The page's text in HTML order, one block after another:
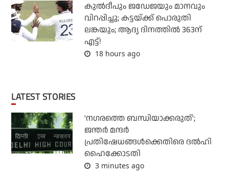
കുല്‍ദീപും ജഡേജയും മാനവും
വിറപ്പിച്ചു; കട്ടയ്ക്ക് പൊരുതി
ലങ്കയും; ആദ്യ ദിനത്തില്‍ 363ന്
എട്ട്!
18 hours ago
LATEST STORIES
'നഗരത്തെ ബന്ധിയാക്കരുത്';
ജന്തര്‍ മന്ദര്‍
പ്രതിഷേധങ്ങള്‍ക്കെതിരെ ദല്‍ഹി
ഹൈക്കോടതി
3 minutes ago